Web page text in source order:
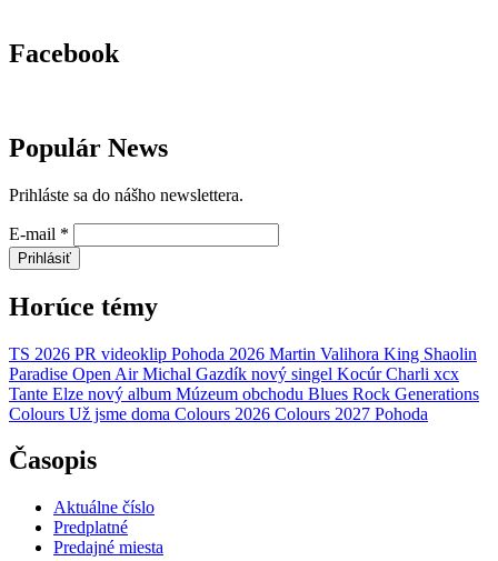
Facebook
Populár News
Prihláste sa do nášho newslettera.
E-mail *
Prihlásiť
Horúce témy
TS 2026 PR videoklip Pohoda 2026 Martin Valihora King Shaolin
Paradise Open Air Michal Gazdík nový singel Kocúr Charli xcx
Tante Elze nový album Múzeum obchodu Blues Rock Generations
Colours Už jsme doma Colours 2026 Colours 2027 Pohoda
Časopis
Aktuálne číslo
Predplatné
Predajné miesta